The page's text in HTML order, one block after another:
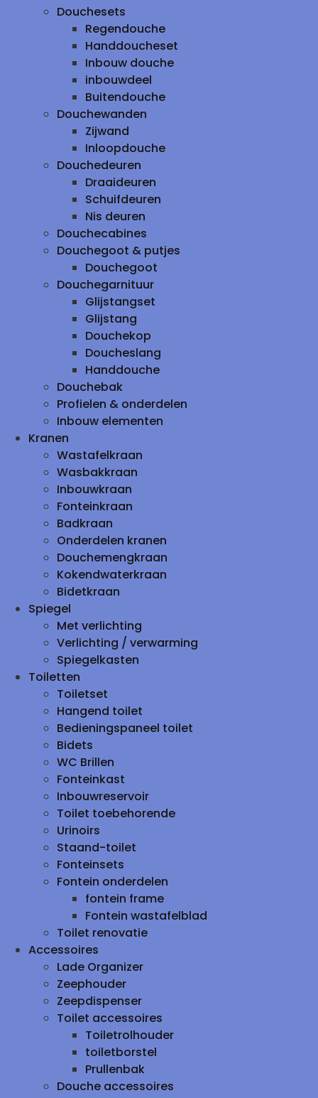
Douchesets
Regendouche
Handdoucheset
Inbouw douche
inbouwdeel
Buitendouche
Douchewanden
Zijwand
Inloopdouche
Douchedeuren
Draaideuren
Schuifdeuren
Nis deuren
Douchecabines
Douchegoot & putjes
Douchegoot
Douchegarnituur
Glijstangset
Glijstang
Douchekop
Doucheslang
Handdouche
Douchebak
Profielen & onderdelen
Inbouw elementen
Kranen
Wastafelkraan
Wasbakkraan
Inbouwkraan
Fonteinkraan
Badkraan
Onderdelen kranen
Douchemengkraan
Kokendwaterkraan
Bidetkraan
Spiegel
Met verlichting
Verlichting / verwarming
Spiegelkasten
Toiletten
Toiletset
Hangend toilet
Bedieningspaneel toilet
Bidets
WC Brillen
Fonteinkast
Inbouwreservoir
Toilet toebehorende
Urinoirs
Staand-toilet
Fonteinsets
Fontein onderdelen
fontein frame
Fontein wastafelblad
Toilet renovatie
Accessoires
Lade Organizer
Zeephouder
Zeepdispenser
Toilet accessoires
Toiletrolhouder
toiletborstel
Prullenbak
Douche accessoires